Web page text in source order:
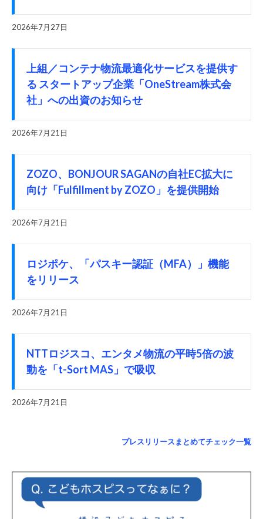
2026年7月27日
上組／コンテナ物流最適化サービスを提供す
る スタートアップ企業「OneStream株式会
社」への出資のお知らせ
2026年7月21日
ZOZO、BONJOUR SAGANの自社EC拡大に
向け「Fulfillment by ZOZO」を提供開始
2026年7月21日
ロジポケ、「パスキー認証（MFA）」機能
をリリース
2026年7月21日
NTTロジスコ、エンタメ物流の平時5倍の波
動を「t-Sort MAS」で吸収
2026年7月21日
プレスリリースまとめてチェック一覧